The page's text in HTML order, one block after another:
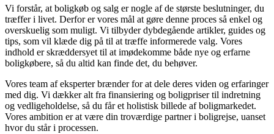
Vi forstår, at boligkøb og salg er nogle af de største beslutninger, du
træffer i livet. Derfor er vores mål at gøre denne proces så enkel og
overskuelig som muligt. Vi tilbyder dybdegående artikler, guides og
tips, som vil klæde dig på til at træffe informerede valg. Vores
indhold er skræddersyet til at imødekomme både nye og erfarne
boligkøbere, så du altid kan finde det, du behøver.
Vores team af eksperter brænder for at dele deres viden og erfaringer
med dig. Vi dækker alt fra finansiering og boligpriser til indretning
og vedligeholdelse, så du får et holistisk billede af boligmarkedet.
Vores ambition er at være din troværdige partner i boligrejse, uanset
hvor du står i processen.